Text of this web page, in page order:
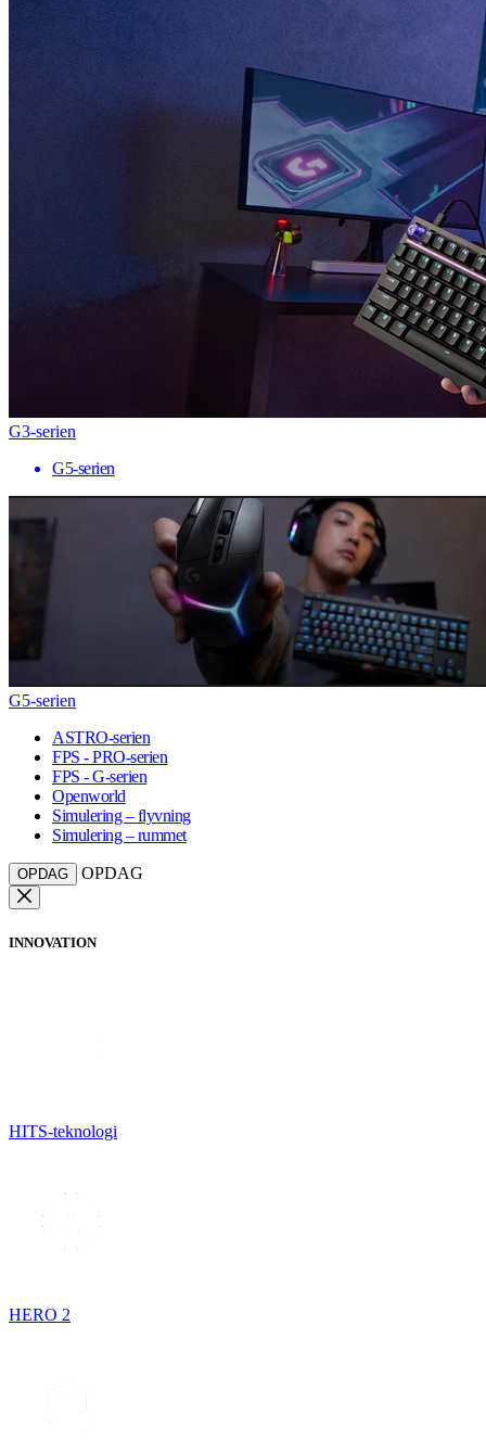
G3-serien
G5-serien
G5-serien
ASTRO-serien
FPS - PRO-serien
FPS - G-serien
Openworld
Simulering – flyvning
Simulering – rummet
OPDAG OPDAG
INNOVATION
HITS-teknologi
HERO 2